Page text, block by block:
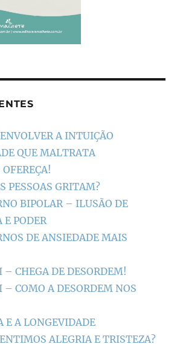
A INTUIÇÃO
QUE MALTRATA
PESSOAS GRITAM?
BIPOLAR – ILUSÃO DE
E PODER
DE ANSIEDADE MAIS
– CHEGA DE DESORDEM!
– COMO A DESORDEM NOS
E A LONGEVIDADE
ALEGRIA E TRISTEZA?